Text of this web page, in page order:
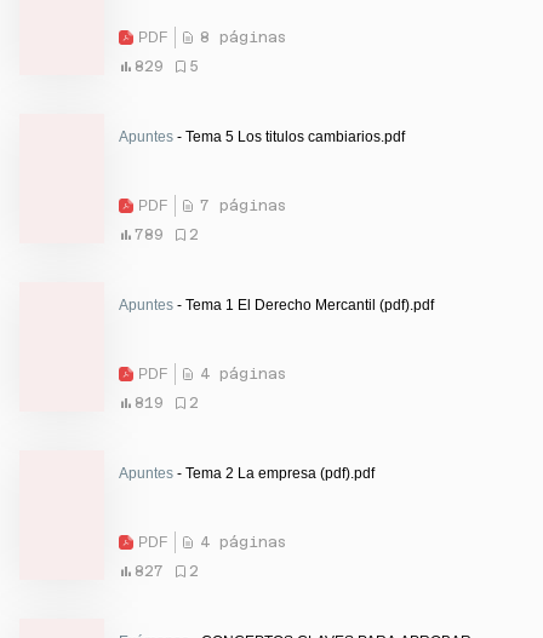
PDF
8 páginas
829
5
Apuntes - Tema 5 Los titulos cambiarios.pdf
PDF
7 páginas
789
2
Apuntes - Tema 1 El Derecho Mercantil (pdf).pdf
PDF
4 páginas
819
2
Apuntes - Tema 2 La empresa (pdf).pdf
PDF
4 páginas
827
2